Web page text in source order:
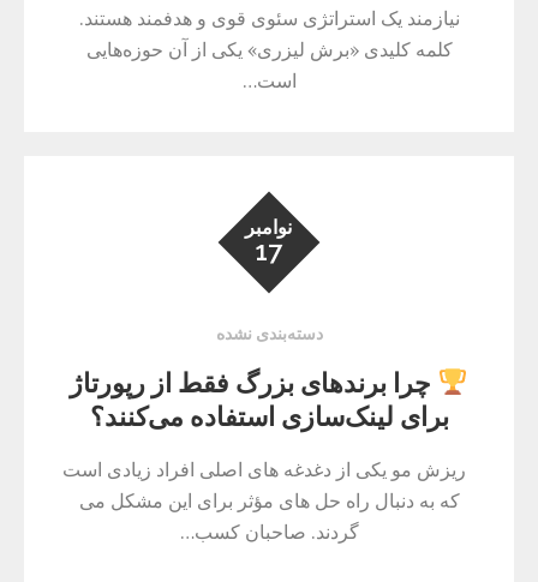
نیازمند یک استراتژی سئوی قوی و هدفمند هستند.
کلمه کلیدی «برش لیزری» یکی از آن حوزه‌هایی
است…
نوامبر
17
دسته‌بندی نشده
چرا برندهای بزرگ فقط از رپورتاژ
برای لینک‌سازی استفاده می‌کنند؟
ریزش مو یکی از دغدغه های اصلی افراد زیادی است
که به دنبال راه حل های مؤثر برای این مشکل می
گردند. صاحبان کسب…